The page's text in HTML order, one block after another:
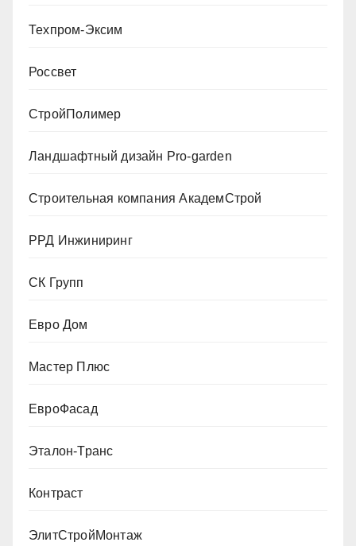
Техпром-Эксим
Россвет
СтройПолимер
Ландшафтный дизайн Pro-garden
Строительная компания АкадемСтрой
РРД Инжиниринг
СК Групп
Евро Дом
Мастер Плюс
ЕвроФасад
Эталон-Транс
Контраст
ЭлитСтройМонтаж